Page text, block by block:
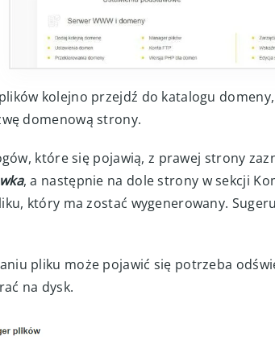
kolejno przejdź do katalogu
domenową strony.
które się pojawią, z prawej strony
, a następnie na dole strony w sekcji
który ma zostać wygenerowany.
pliku może pojawić się potrzeba